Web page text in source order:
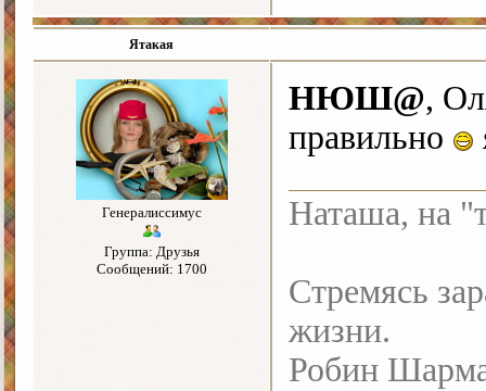
Ятакая
Генералиссимус
Группа: Друзья
Сообщений: 1700
НЮШ@,
правильно
Наташа, на
Стремясь
жизни.
Робин